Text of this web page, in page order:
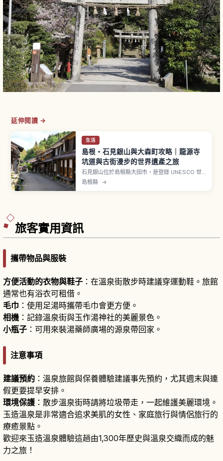
延伸閱讀 →
生活
島根・石見銀山與大森町攻略｜龍源寺
坑道與古街漫步的世界遺產之旅
石見銀山位於島根縣大田市，是登錄 UNESCO 世
界文化遺產的銀礦遺跡。其中心「大森町街景」保
島根縣 →
旅客實用資訊
攜帶物品與服裝
方便活動的衣物與鞋子 ：在溫泉街散步時建議穿運動鞋。旅館
通常也有浴衣可租借。
毛巾 ：使用足湯時攜帶毛巾會更方便。
相機 ：記錄溫泉街與玉作湯神社的美麗景色。
小瓶子 ：可用來裝湯藥師廣場的源泉帶回家。
注意事項
建議預約 ：溫泉旅館與保養體驗建議事先預約，尤其週末與連
假更要提早安排。
環境保護 ：散步溫泉街時請將垃圾帶走，一起維護美麗環境。
玉造溫泉是非常適合追求美肌的女性、家庭旅行與情侶旅行的
療癒景點。
歡迎來玉造溫泉體驗這趟由1,300年歷史與溫泉交織而成的魅
力之旅！